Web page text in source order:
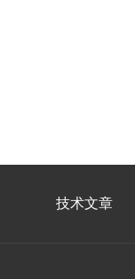
技术文章